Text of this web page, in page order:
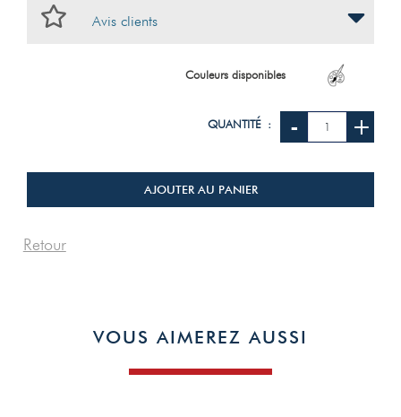
Avis clients
Couleurs disponibles
QUANTITÉ : - +
AJOUTER AU PANIER
Retour
VOUS AIMEREZ AUSSI